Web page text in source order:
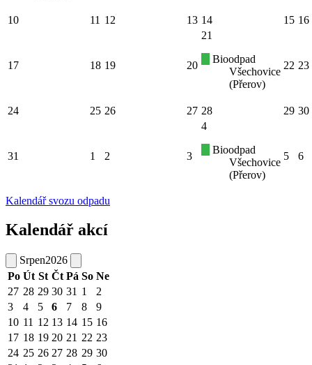
10 11 12 13 14 15 16
17 18 19 20
21
Bioodpad
Všechovice
(Přerov)
22 23
24 25 26 27 28 29 30
31 1 2 3
4
Bioodpad
Všechovice
(Přerov)
5 6
Kalendář svozu odpadu
Kalendář akcí
Srpen2026
Po Út St Čt Pá So Ne
27 28 29 30 31 1
2
3
4 5 6 7 8
9
10 11 12 13 14 15 16
17 18 19 20 21 22 23
24 25 26 27 28 29 30